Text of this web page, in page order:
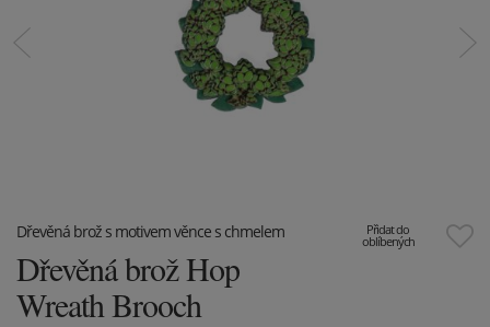
Přidat do
oblíbených
Dřevěná brož s motivem věnce s chmelem
Dřevěná brož Hop
Wreath Brooch